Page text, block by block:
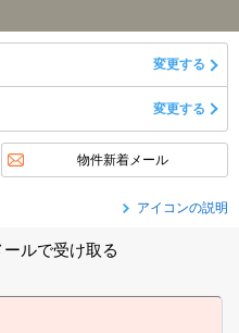
変更する
変更する
物件新着メール
アイコンの説明
ルで受け取る